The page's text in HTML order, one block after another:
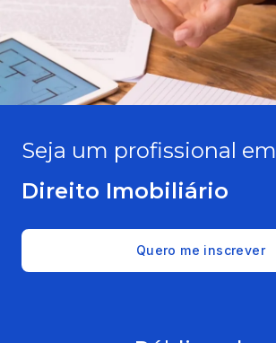
Seja um profissional em
Direito Imobiliário
Quero me inscrever